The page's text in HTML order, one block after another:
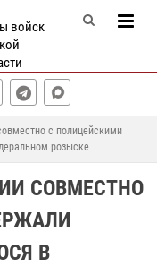
войск
с полицейскими
розыске
СОВМЕСТНО
В